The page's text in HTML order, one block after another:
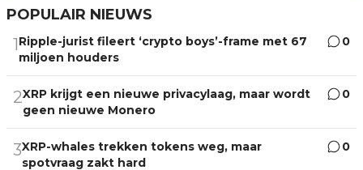
POPULAIR NIEUWS
1Ripple-jurist fileert ‘crypto boys’-frame met 67
miljoen houders
0
2XRP krijgt een nieuwe privacylaag, maar wordt
geen nieuwe Monero
0
3XRP-whales trekken tokens weg, maar
spotvraag zakt hard
0